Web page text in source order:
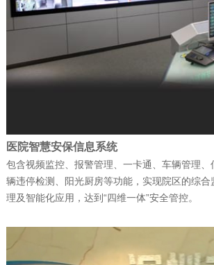
环境综合系统工程项目顺…
公司新闻
军队资产管理变革：从“静态账
公司新闻 | 2026-02-07
捷报！富晋天维连续中标两个
医院智慧安保信息系统
包含视频监控、报警管理、一卡通、车辆管理
辆违停检测、阳光厨房等功能，实现院区的综合
理及智能化应用，达到“四维一体”安全管控。